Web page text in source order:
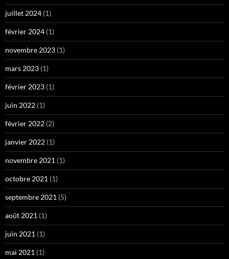
juillet 2024 (1)
février 2024 (1)
novembre 2023 (1)
mars 2023 (1)
février 2023 (1)
juin 2022 (1)
février 2022 (2)
janvier 2022 (1)
novembre 2021 (1)
octobre 2021 (1)
septembre 2021 (5)
août 2021 (1)
juin 2021 (1)
mai 2021 (1)